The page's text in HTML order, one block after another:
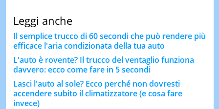
Leggi anche
Il semplice trucco di 60 secondi che può rendere più
efficace l'aria condizionata della tua auto
L'auto è rovente? Il trucco del ventaglio funziona
davvero: ecco come fare in 5 secondi
Lasci l'auto al sole? Ecco perché non dovresti
accendere subito il climatizzatore (e cosa fare
invece)